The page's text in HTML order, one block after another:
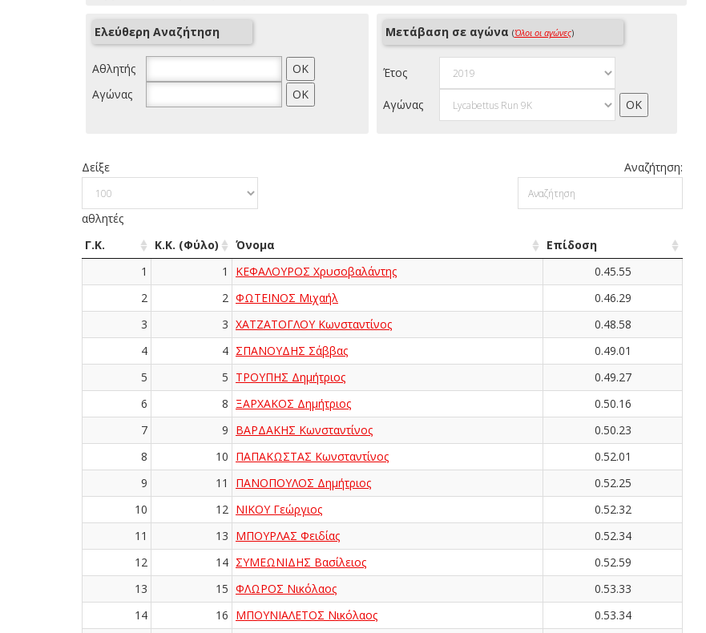
Ελεύθερη Αναζήτηση
Αθλητής
Αγώνας
Μετάβαση σε αγώνα (Όλοι οι αγώνες)
Έτος
Αγώνας
Δείξε
αθλητές
Αναζήτηση:
Γ.Κ. Κ.Κ. (Φύλο) Όνομα
Επίδοση
1
1 ΚΕΦΑΛΟΥΡΟΣ Χρυσοβαλάντης
0.45.55
2
2 ΦΩΤΕΙΝΟΣ Μιχαήλ
0.46.29
3
3 ΧΑΤΖΑΤΟΓΛΟΥ Κωνσταντίνος
0.48.58
4
4 ΣΠΑΝΟΥΔΗΣ Σάββας
0.49.01
5
5 ΤΡΟΥΠΗΣ Δημήτριος
0.49.27
6
8 ΞΑΡΧΑΚΟΣ Δημήτριος
0.50.16
7
9 ΒΑΡΔΑΚΗΣ Κωνσταντίνος
0.50.23
8
10 ΠΑΠΑΚΩΣΤΑΣ Κωνσταντίνος
0.52.01
9
11 ΠΑΝΟΠΟΥΛΟΣ Δημήτριος
0.52.25
10
12 ΝΙΚΟΥ Γεώργιος
0.52.32
11
13 ΜΠΟΥΡΛΑΣ Φειδίας
0.52.34
12
14 ΣΥΜΕΩΝΙΔΗΣ Βασίλειος
0.52.59
13
15 ΦΛΩΡΟΣ Νικόλαος
0.53.33
14
16 ΜΠΟΥΝΙΑΛΕΤΟΣ Νικόλαος
0.53.34